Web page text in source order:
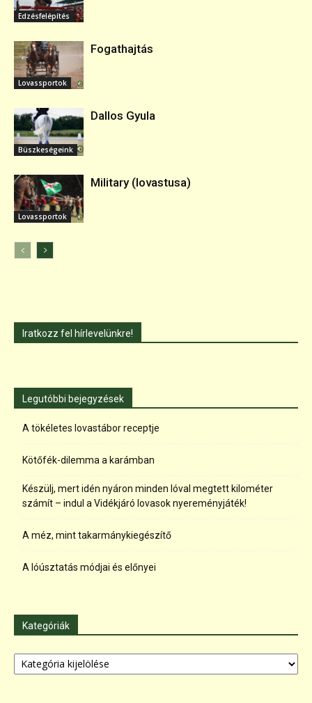
Edzésfelépítés
Lovassportok
Fogathajtás
Büszkeségeink
Dallos Gyula
Lovassportok
Military (lovastusa)
Iratkozz fel hírlevelünkre!
Legutóbbi bejegyzések
A tökéletes lovastábor receptje
Kötőfék-dilemma a karámban
Készülj, mert idén nyáron minden lóval megtett kilométer
számít – indul a Vidékjáró lovasok nyereményjáték!
A méz, mint takarmánykiegészítő
A lóúsztatás módjai és előnyei
Kategóriák
Kategóriák